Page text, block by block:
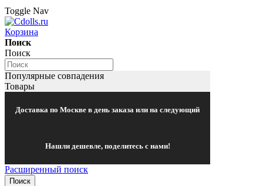
Toggle Nav
Корзина
Поиск
Поиск
Популярные совпадения
Товары
Доставка по Москве в день заказа или на следующий
Нашли дешевле, поделитесь с нами!
Расширенный поиск
Поиск